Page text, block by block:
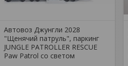
Автовоз Джунгли 2028
"Щенячий патруль", паркинг
JUNGLE PATROLLER RESCUE
Paw Patrol со светом